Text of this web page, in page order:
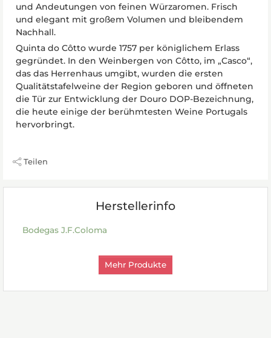
und Andeutungen von feinen Würzaromen. Frisch
und elegant mit großem Volumen und bleibendem
Nachhall.
Quinta do Côtto wurde 1757 per königlichem Erlass
gegründet. In den Weinbergen von Côtto, im „Casco“,
das das Herrenhaus umgibt, wurden die ersten
Qualitätstafelweine der Region geboren und öffneten
die Tür zur Entwicklung der Douro DOP-Bezeichnung,
die heute einige der berühmtesten Weine Portugals
hervorbringt.
Teilen
Herstellerinfo
Bodegas J.F.Coloma
Mehr Produkte